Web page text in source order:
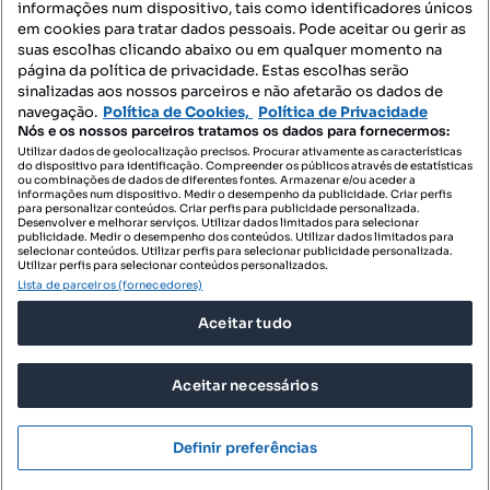
Mapa do Site
Contacte-nos
SIGA-NOS:
DESCARREGAR NA:
© 2026 Imovirtual.com, OLX Portugal, S.A.
TERMOS DE UTILIZAÇÃO
POLÍTICA DE PRIVACIDADE
CONFIGURAÇÕES DE PRIVACIDADE
informações num dispositivo, tais como identificadores únicos
em cookies para tratar dados pessoais. Pode aceitar ou gerir as
suas escolhas clicando abaixo ou em qualquer momento na
página da política de privacidade. Estas escolhas serão
sinalizadas aos nossos parceiros e não afetarão os dados de
navegação. Política de Cookies, Política de Privacidade
Nós e os nossos parceiros tratamos os dados para fornecermos:
Utilizar dados de geolocalização precisos. Procurar ativamente as características
do dispositivo para identificação. Compreender os públicos através de estatísticas
ou combinações de dados de diferentes fontes. Armazenar e/ou aceder a
informações num dispositivo. Medir o desempenho da publicidade. Criar perfis
para personalizar conteúdos. Criar perfis para publicidade personalizada.
Desenvolver e melhorar serviços. Utilizar dados limitados para selecionar
publicidade. Medir o desempenho dos conteúdos. Utilizar dados limitados para
selecionar conteúdos. Utilizar perfis para selecionar publicidade personalizada.
Utilizar perfis para selecionar conteúdos personalizados.
Lista de parceiros (fornecedores)
Aceitar tudo
Aceitar necessários
Definir preferências